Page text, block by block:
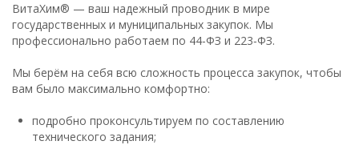
ВитаХим® — ваш надежный проводник в мире
государственных и муниципальных закупок. Мы
профессионально работаем по 44‑ФЗ и 223‑ФЗ.
Мы берём на себя всю сложность процесса закупок, чтобы
вам было максимально комфортно:
подробно проконсультируем по составлению
технического задания;